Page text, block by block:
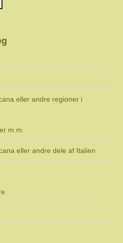
eller andre regioner i
m.m.
eller andre dele af Italien